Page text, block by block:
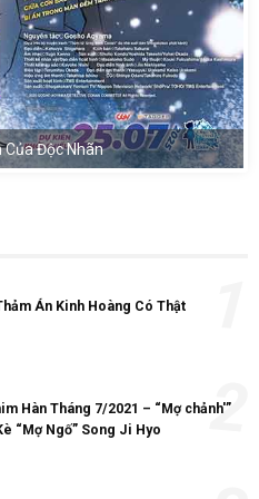
Của Độc Nhãn
Án Kinh Hoàng Có Thật
Hàn Tháng 7/2021 – “Mợ chảnh'”
“Mợ Ngố” Song Ji Hyo
2